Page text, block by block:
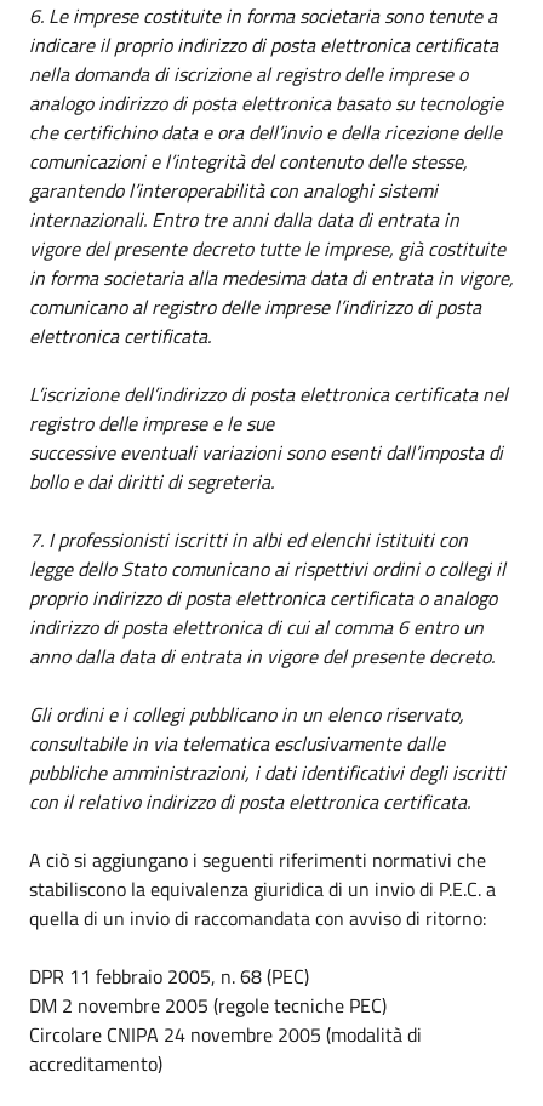
6. Le imprese costituite in forma societaria sono tenute a
indicare il proprio indirizzo di posta elettronica certificata
nella domanda di iscrizione al registro delle imprese o
analogo indirizzo di posta elettronica basato su tecnologie
che certifichino data e ora dell’invio e della ricezione delle
comunicazioni e l’integrità del contenuto delle stesse,
garantendo l’interoperabilità con analoghi sistemi
internazionali. Entro tre anni dalla data di entrata in
vigore del presente decreto tutte le imprese, già costituite
in forma societaria alla medesima data di entrata in vigore,
comunicano al registro delle imprese l’indirizzo di posta
elettronica certificata.
L’iscrizione dell’indirizzo di posta elettronica certificata nel
registro delle imprese e le sue
successive eventuali variazioni sono esenti dall’imposta di
bollo e dai diritti di segreteria.
7. I professionisti iscritti in albi ed elenchi istituiti con
legge dello Stato comunicano ai rispettivi ordini o collegi il
proprio indirizzo di posta elettronica certificata o analogo
indirizzo di posta elettronica di cui al comma 6 entro un
anno dalla data di entrata in vigore del presente decreto.
Gli ordini e i collegi pubblicano in un elenco riservato,
consultabile in via telematica esclusivamente dalle
pubbliche amministrazioni, i dati identificativi degli iscritti
con il relativo indirizzo di posta elettronica certificata.
A ciò si aggiungano i seguenti riferimenti normativi che
stabiliscono la equivalenza giuridica di un invio di P.E.C. a
quella di un invio di raccomandata con avviso di ritorno:
DPR 11 febbraio 2005, n. 68 (PEC)
DM 2 novembre 2005 (regole tecniche PEC)
Circolare CNIPA 24 novembre 2005 (modalità di
accreditamento)